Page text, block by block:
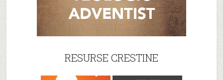
RESURSE CRESTINE